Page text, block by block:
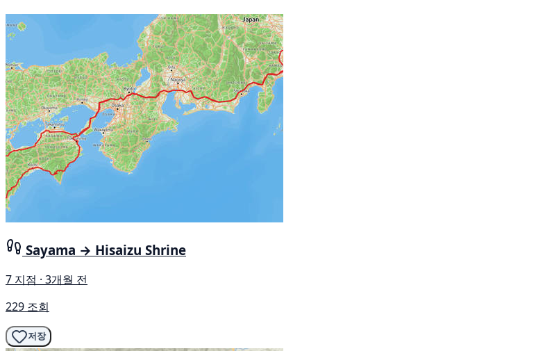
Sayama → Hisaizu Shrine
7 지점 · 3개월 전
229 조회
저장